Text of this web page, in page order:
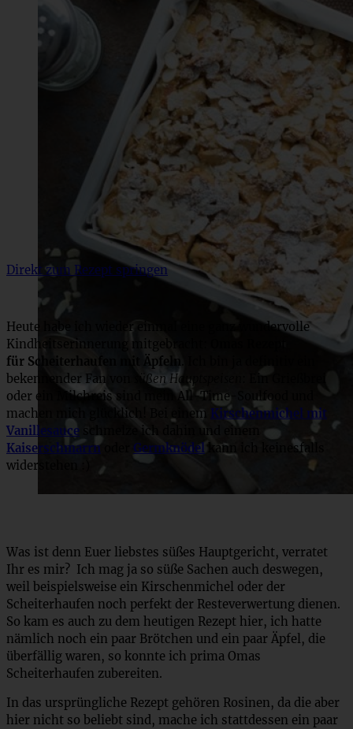
Direkt zum Rezept springen
Heute habe ich wieder einmal eine ganz wundervolle
Kindheitserinnerung mitgebracht:
für Scheiterhaufen mit Äpfeln
bekennender Fan von
süßen Hauptspeisen
: Ein Grießbrei
oder ein Milchreis sind mein All-Time-Soulfood und
machen mich glücklich! Bei einem Kirschenmichel mit
Vanillesauce schmelze ich dahin und einem
Kaiserschmarrn
Germknödel
kann ich keinesfalls
widerstehen :)
Was ist denn Euer liebstes süßes Hauptgericht, verratet
Ihr es mir? Ich mag ja so süße Sachen auch deswegen,
weil beispielsweise ein Kirschenmichel oder der
Scheiterhaufen noch perfekt der Resteverwertung dienen.
So kam es auch zu dem heutigen Rezept hier, ich hatte
nämlich noch ein paar Brötchen und ein paar Äpfel, die
überfällig waren, so konnte ich prima Omas
Scheiterhaufen zubereiten.
In das ursprüngliche Rezept gehören Rosinen, da die aber
hier nicht so beliebt sind, mache ich stattdessen ein paar